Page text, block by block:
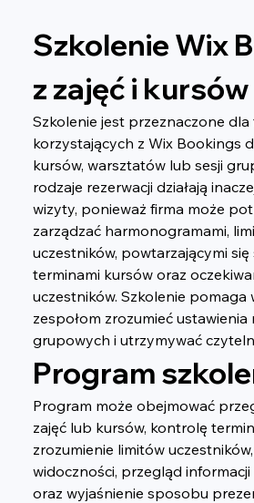
Szkolenie Wix
z zajęć i kursów
Szkolenie jest przeznaczone dla
korzystających z Wix Bookings
kursów, warsztatów lub sesji
rodzaje rezerwacji działają
wizyty, ponieważ firma może
zarządzać harmonogramami,
uczestników, powtarzającymi się
terminami kursów oraz
uczestników. Szkolenie pomaga
zespołom zrozumieć ustawienia
grupowych i utrzymywać
Program
Program może obejmować
zajęć lub kursów, kontrolę
zrozumienie limitów
widoczności, przegląd
oraz wyjaśnienie sposobu